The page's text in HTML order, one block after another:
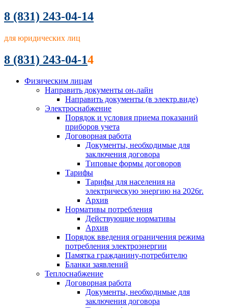
8 (831) 243-04-14
для юридических лиц
8 (831) 243-04-14
Физическим лицам
Направить документы он-лайн
Направить документы (в электр.виде)
Электроснабжение
Порядок и условия приема показаний
приборов учета
Договорная работа
Документы, необходимые для
заключения договора
Типовые формы договоров
Тарифы
Тарифы для населения на
электрическую энергию на 2026г.
Архив
Нормативы потребления
Действующие нормативы
Архив
Порядок введения ограничения режима
потребления электроэнергии
Памятка гражданину-потребителю
Бланки заявлений
Теплоснабжение
Договорная работа
Документы, необходимые для
заключения договора